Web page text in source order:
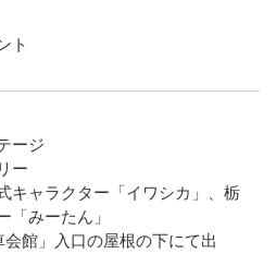
ト
ージ
ー
キャラクター「イワシカ」、栃
みーたん」
館」入口の屋根の下にて出